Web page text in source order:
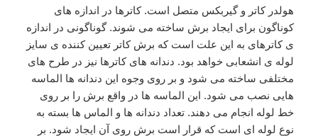
هولدر کاتر و گیربکس متصل است. کاترها در اندازه های
کوناگون برای ایجاد برش ساخته می شوند. گوناگونی در اندازه
ی کاترهای به این علت است که برش کاتر تعیین کننده ی سایز
لوله ی انشعابی خواهد بود. دندانه های کاترها نیز در طرح های
مختلفی ساخته می شود و بر روی وجوه این دندانه ها الماسه
هایی نصب می شود. این الماسه ها در واقع برش را بر روی
خط لوله انجام می دهند. تعداد دندانه ها و الماس ها بسته به
نوع لوله ای است که قرار است برش روی آن ایجاد شود. بر